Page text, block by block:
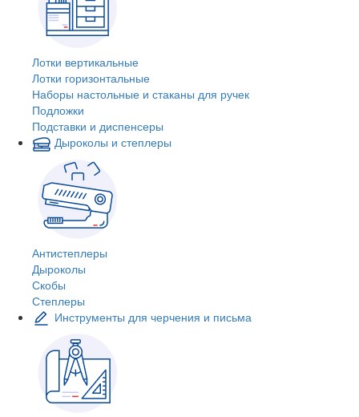
Лотки вертикальные
Лотки горизонтальные
Наборы настольные и стаканы для ручек
Подложки
Подставки и диспенсеры
Дыроколы и степлеры
Антистеплеры
Дыроколы
Скобы
Степлеры
Инструменты для черчения и письма